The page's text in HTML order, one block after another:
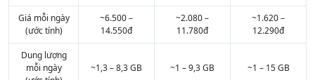
Giá mỗi ngày
(ước tính)
~6.500 –
14.550đ
~2.080 –
11.780đ
~1.620 –
12.290đ
Dung lượng
mỗi ngày
~1,3 – 8,3 GB ~1 – 9,3 GB ~1 – 15 GB